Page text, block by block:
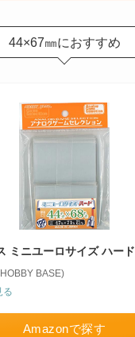
44×67㎜におすすめ
ミニユーロサイズ ハード
BASE)
る
Amazonで探す